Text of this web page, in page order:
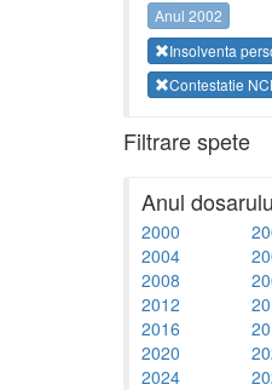
Anul 2002
Insolventa
Contestatie
Filtrare spete
Anul
2000
2004
2008
2012
2016
2020
2024